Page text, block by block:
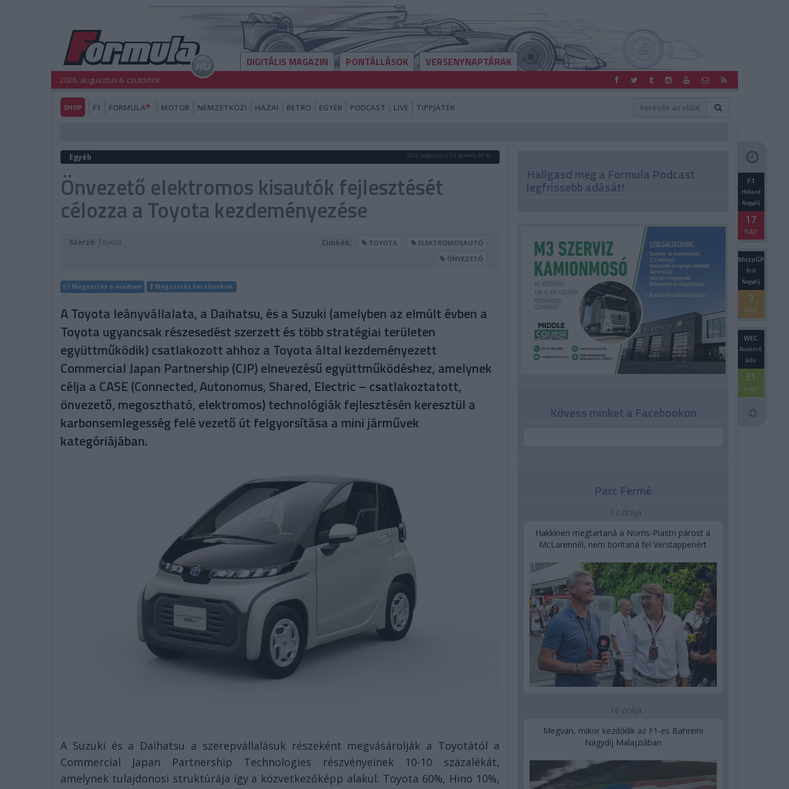
DIGITÁLIS MAGAZIN PONTÁLLÁSOK VERSENYNAPTÁRAK
2026. augusztus 6. csütörtök
SHOP F1 FORMULA MOTOR NEMZETKÖZI HAZAI RETRO EGYÉB PODCAST LIVE TIPPJÁTÉK
Egyéb 2021. augusztus 13. péntek, 09:32
Önvezető elektromos kisautók fejlesztését
célozza a Toyota kezdeményezése
Szerző: Toyota Címkék: TOYOTA
ELEKTROMOSAUTÓ
ÖNVEZETŐ
Megosztás e-mailben Megosztás Facebookon
A Toyota leányvállalata, a Daihatsu, és a Suzuki (amelyben az elmúlt évben a
Toyota ugyancsak részesedést szerzett és több stratégiai területen
együttműködik) csatlakozott ahhoz a Toyota által kezdeményezett
Commercial Japan Partnership (CJP) elnevezésű együttműködéshez, amelynek
célja a CASE (Connected, Autonomus, Shared, Electric – csatlakoztatott,
önvezető, megosztható, elektromos) technológiák fejlesztésén keresztül a
karbonsemlegesség felé vezető út felgyorsítása a mini járművek
kategóriájában.
A Suzuki és a Daihatsu a szerepvállalásuk részeként megvásárolják a Toyotától a
Commercial Japan Partnership Technologies részvényeinek 10-10 százalékát,
amelynek tulajdonosi struktúrája így a közvetkezőképp alakul: Toyota 60%, Hino 10%,
Hallgasd meg a Formula Podcast
legfrissebb adását! F1
Holland
Nagydíj
17
nap
MotoGP
Brit
Nagydíj
3
nap
WEC
Austini 6
órás
31
nap
Kövess minket a Facebookon
Parc Fermé
12 órája
Hakkinen megtartaná a Norris-Piastri párost a
McLarennél, nem borítaná fel Verstappenért
18 órája
Megvan, mikor kezdődik az F1-es Bahreini
Nagydíj Malajziában